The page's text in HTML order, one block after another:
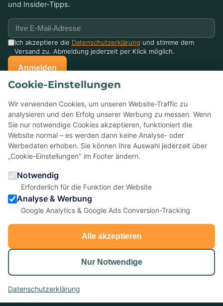
und Insider-Tipps.
Ich akzeptiere die Datenschutzerklärung und stimme dem
Versand zu. Abmeldung jederzeit per Klick möglich.
Anmelden
Erzählen Sie anderen davon — Ihre Bewertung auf Google
hilft kleinen Eventagenturen enorm.
★Bei Google bewerten
5,0 ★ ★ ★ ★ ★
anydoors ist ein Teambuilding-Anbieter aus Laatzen bei
© 2026 anydoors - Alle Rechte vorbehalten |AGB|Impressum|
Datenschutz
Cookie-Einstellungen
Wir verwenden Cookies, um unseren Website-Traffic zu
analysieren und den Erfolg unserer Werbung zu messen. Wenn
Sie nur notwendige Cookies akzeptieren, funktioniert die
Website normal – es werden dann keine Analyse- oder
Werbedaten erhoben. Sie können Ihre Auswahl jederzeit über
„Cookie-Einstellungen" im Footer ändern.
Notwendig
Erforderlich für die Funktion der Website
Analyse & Werbung
Google Analytics & Google Ads Conversion-Tracking
Alle akzeptieren
Nur Notwendige
Datenschutzerklärung